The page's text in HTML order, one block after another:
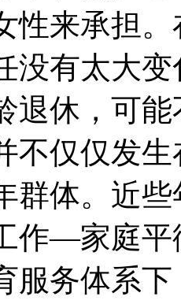
性来承担
没有太大
退休，可
不仅仅发
群体。近
作—家庭平
服务体系